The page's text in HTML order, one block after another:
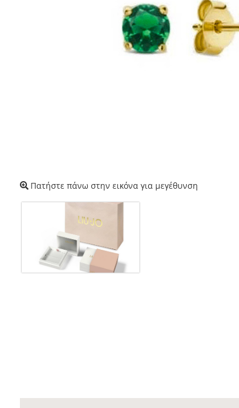
Πατήστε πάνω στην εικόνα για μεγέθυνση